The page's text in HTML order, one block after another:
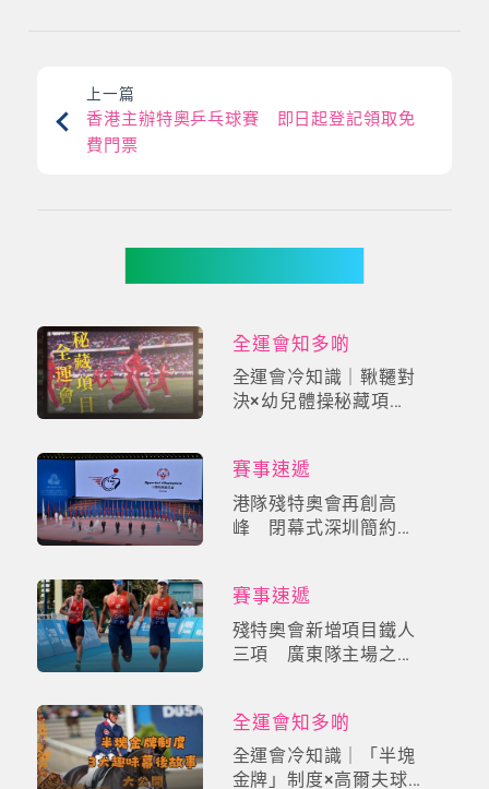
上一篇
香港主辦特奧乒乓球賽 即日起登記領取免
費門票
全運會知多啲
全運會冷知識｜鞦韆對
決×幼兒體操秘藏項
賽事速遞
港隊殘特奧會再創高
峰 閉幕式深圳簡約舉
賽事速遞
殘特奧會新增項目鐵人
三項 廣東隊主場之利
全運會知多啲
全運會冷知識｜「半塊
金牌」制度×高爾夫球